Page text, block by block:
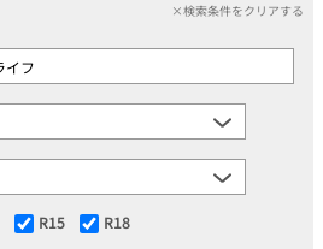
×検索条件をクリアする
R15 R18